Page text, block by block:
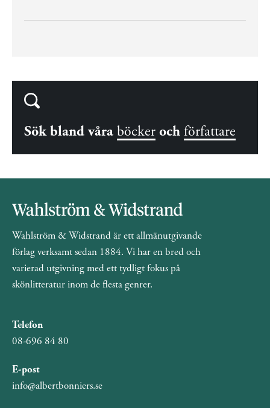
Sök bland våra böcker och författare
Wahlström & Widstrand är ett allmänutgivande
förlag verksamt sedan 1884. Vi har en bred och
varierad utgivning med ett tydligt fokus på
skönlitteratur inom de flesta genrer.
Telefon
08-696 84 80
E-post
info@albertbonniers.se